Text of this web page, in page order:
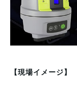
【現場イメージ】